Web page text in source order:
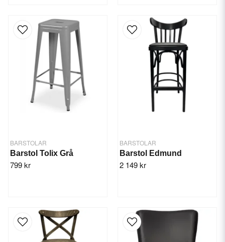
BARSTOLAR
Barstol Tolix Grå
799 kr
BARSTOLAR
Barstol Edmund
2 149 kr